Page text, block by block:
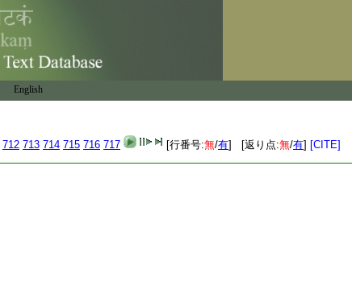
English
712 713 714 715 716 717 [行番号:無/有] [返り点:無/有] [CITE]